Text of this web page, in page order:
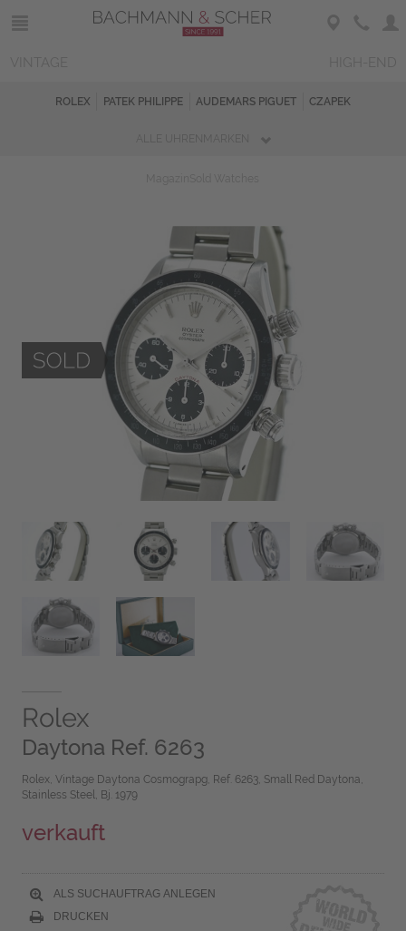
ROLEX PATEK PHILIPPE AUDEMARS PIGUET CZAPEK
Rolex
Daytona Ref. 6263
Rolex, Vintage Daytona Cosmograpg, Ref. 6263, Small Red Daytona,
Stainless Steel, Bj. 1979
verkauft
ALS SUCHAUFTRAG ANLEGEN
DRUCKEN